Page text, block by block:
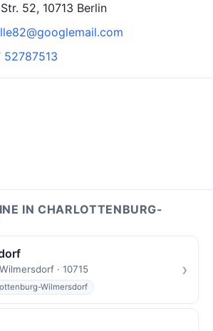
52, 10713 Berlin
52787513
IN CHARLOTTENBURG-
· 10715
Wilmersdorf
›